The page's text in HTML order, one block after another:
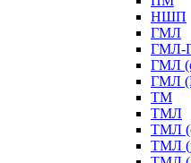
НШП
ГМЛ
ГМЛ-
ГМЛ
ГМЛ
ТМ
ТМЛ
ТМЛ
ТМЛ